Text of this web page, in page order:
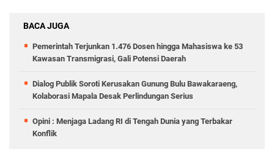
BACA JUGA
Pemerintah Terjunkan 1.476 Dosen hingga Mahasiswa ke 53
Kawasan Transmigrasi, Gali Potensi Daerah
Dialog Publik Soroti Kerusakan Gunung Bulu Bawakaraeng,
Kolaborasi Mapala Desak Perlindungan Serius
Opini : Menjaga Ladang RI di Tengah Dunia yang Terbakar
Konflik